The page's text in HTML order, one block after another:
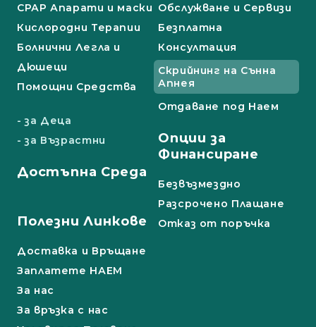
СРАР Апарати и маски
Кислородни Терапии
Болнични Легла и
Дюшеци
Помощни Средства
- за Деца
- за Възрастни
Достъпна Среда
Обслужване и Сервизи
Безплатна
Консултация
Скрийнинг на Сънна
Апнея
Отдаване под Наем
Опции за
Финансиране
Безвъзмездно
Разсрочено Плащане
Полезни Линкове
Доставка и Връщане
Заплатете НАЕМ
За нас
За връзка с нас
Отказ от поръчка